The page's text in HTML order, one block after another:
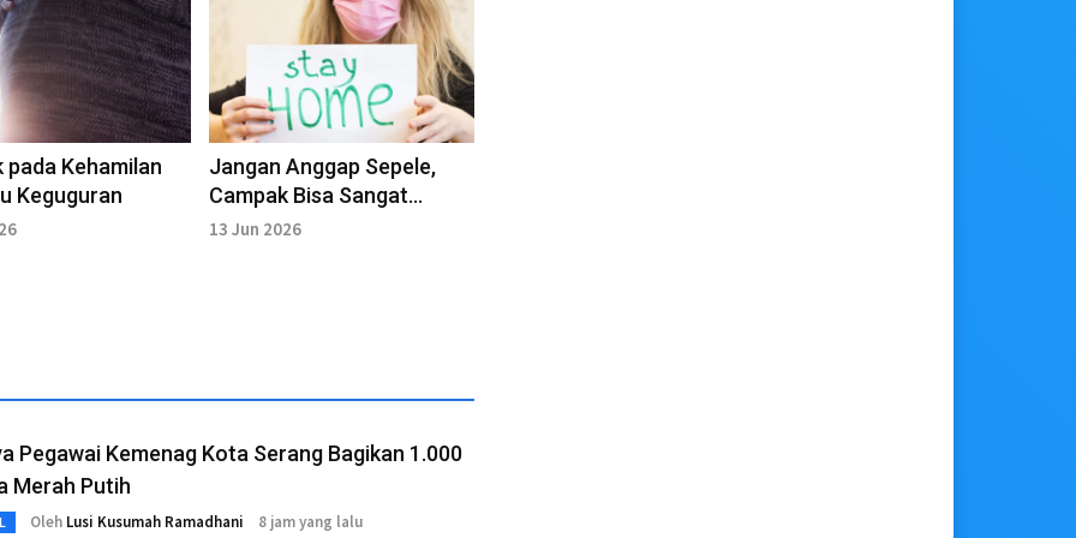
pada Kehamilan
Keguguran
Jangan Anggap Sepele,
Campak Bisa Sangat
Menular Jika Tak Isolasi
13 Jun 2026
Pegawai Kemenag Kota Serang Bagikan 1.000
Merah Putih
Oleh Lusi Kusumah Ramadhani 8 jam yang lalu